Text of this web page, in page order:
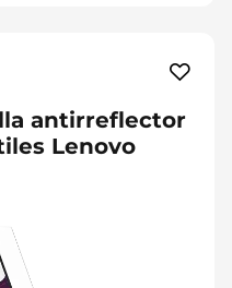
antirreflector
Lenovo